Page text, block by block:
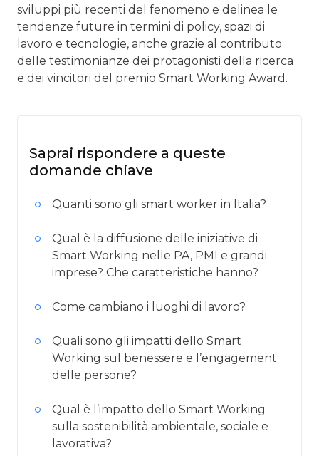
sviluppi più recenti del fenomeno e delinea le
tendenze future in termini di policy, spazi di
lavoro e tecnologie, anche grazie al contributo
delle testimonianze dei protagonisti della ricerca
e dei vincitori del premio Smart Working Award.
Saprai rispondere a queste
domande chiave
Quanti sono gli smart worker in Italia?
Qual è la diffusione delle iniziative di
Smart Working nelle PA, PMI e grandi
imprese? Che caratteristiche hanno?
Come cambiano i luoghi di lavoro?
Quali sono gli impatti dello Smart
Working sul benessere e l’engagement
delle persone?
Qual è l’impatto dello Smart Working
sulla sostenibilità ambientale, sociale e
lavorativa?